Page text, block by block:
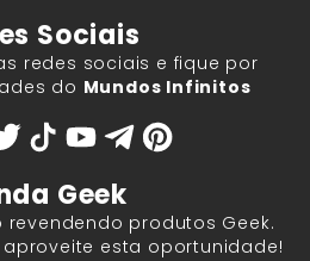
Sociais
redes sociais e fique por
do Mundos Infinitos
Geek
revendendo produtos Geek.
aproveite esta oportunidade!